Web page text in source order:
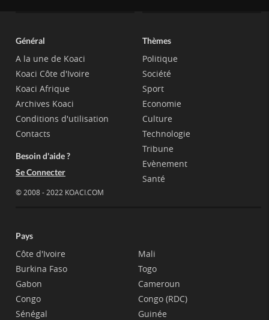
Général
A la une de Koaci
Koaci Côte d'Ivoire
Koaci Afrique
Archives Koaci
Conditions d'utilisation
Contacts
Besoin d'aide ?
Se Connecter
© 2008 - 2022 KOACI.COM
Thèmes
Politique
Société
Sport
Economie
Culture
Technologie
Tribune
Evènement
Santé
Pays
Côte d'Ivoire
Burkina Faso
Gabon
Congo
Sénégal
Mali
Togo
Cameroun
Congo (RDC)
Guinée